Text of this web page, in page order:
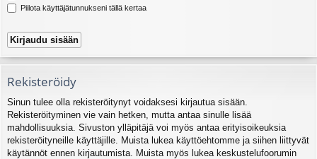
Piilota käyttäjätunnukseni tällä kertaa
Rekisteröidy
Sinun tulee olla rekisteröitynyt voidaksesi kirjautua sisään.
Rekisteröityminen vie vain hetken, mutta antaa sinulle lisää
mahdollisuuksia. Sivuston ylläpitäjä voi myös antaa erityisoikeuksia
rekisteröityneille käyttäjille. Muista lukea käyttöehtomme ja siihen liittyvät
käytännöt ennen kirjautumista. Muista myös lukea keskustelufoorumin